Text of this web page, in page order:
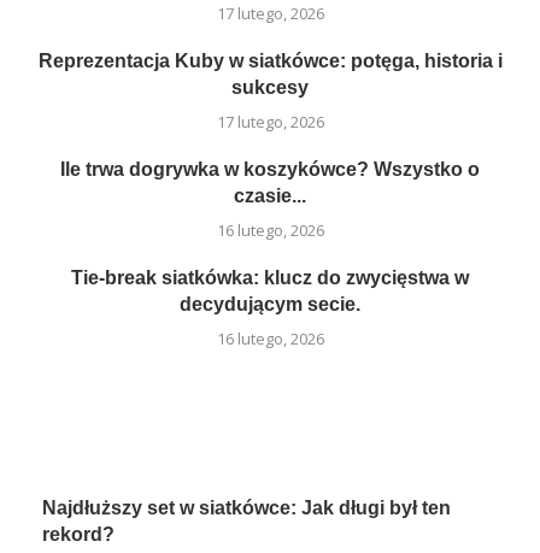
17 lutego, 2026
Reprezentacja Kuby w siatkówce: potęga, historia i
sukcesy
17 lutego, 2026
Ile trwa dogrywka w koszykówce? Wszystko o
czasie...
16 lutego, 2026
Tie-break siatkówka: klucz do zwycięstwa w
decydującym secie.
16 lutego, 2026
Najdłuższy set w siatkówce: Jak długi był ten
rekord?